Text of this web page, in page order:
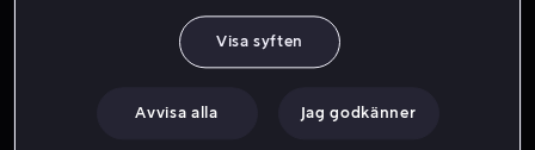
På 70-och 80-talen var hon känd för sin vassa penna.
På 70-och 80-talen var hon känd för sin vassa penna.
Men sedan dess har Lee Israels skrivarlycka vänt. I ett
brev från kända litterära personer.
Visa syften
Avvisa alla Jag godkänner